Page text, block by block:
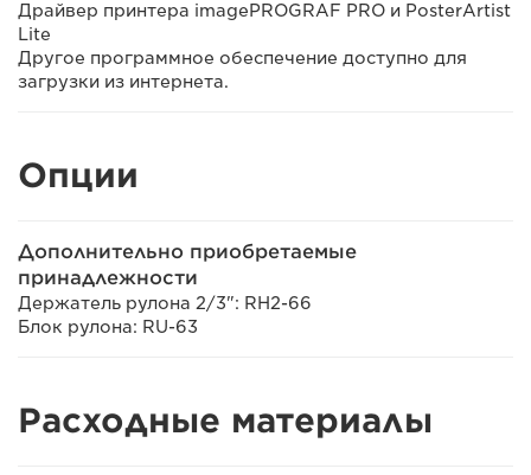
Драйвер принтера imagePROGRAF PRO и PosterArtist
Lite
Другое программное обеспечение доступно для
загрузки из интернета.
Опции
Дополнительно приобретаемые
принадлежности
Держатель рулона 2/3": RH2-66
Блок рулона: RU-63
Расходные материалы